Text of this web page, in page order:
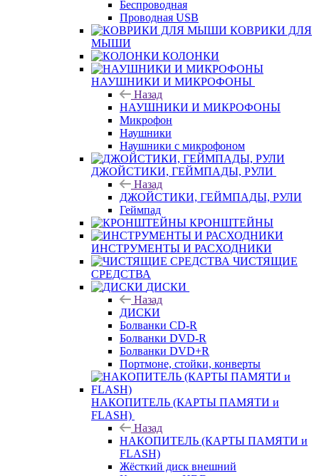
Беспроводная
Проводная USB
КОВРИКИ ДЛЯ
МЫШИ
КОЛОНКИ
НАУШНИКИ И МИКРОФОНЫ
Назад
НАУШНИКИ И МИКРОФОНЫ
Микрофон
Наушники
Наушники с микрофоном
ДЖОЙСТИКИ, ГЕЙМПАДЫ, РУЛИ
Назад
ДЖОЙСТИКИ, ГЕЙМПАДЫ, РУЛИ
Геймпад
КРОНШТЕЙНЫ
ИНСТРУМЕНТЫ И РАСХОДНИКИ
ЧИСТЯЩИЕ
СРЕДСТВА
ДИСКИ
Назад
ДИСКИ
Болванки CD-R
Болванки DVD-R
Болванки DVD+R
Портмоне, стойки, конверты
НАКОПИТЕЛЬ (КАРТЫ ПАМЯТИ и
FLASH)
Назад
НАКОПИТЕЛЬ (КАРТЫ ПАМЯТИ и
FLASH)
Жёсткий диск внешний